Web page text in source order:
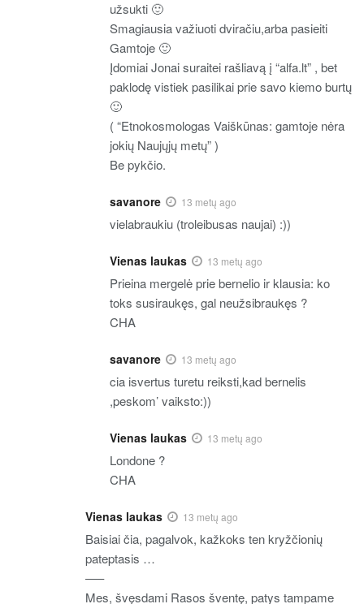
užsukti 🙂
Smagiausia važiuoti dviračiu,arba pasieiti
Gamtoje 🙂
Įdomiai Jonai suraitei rašliavą į “alfa.lt” , bet
paklodę vistiek pasilikai prie savo kiemo burtų
🙂
( “Etnokosmologas Vaiškūnas: gamtoje nėra
jokių Naujųjų metų” )
Be pykčio.
savanore 13 metų ago
vielabraukiu (troleibusas naujai) :))
Vienas laukas 13 metų ago
Prieina mergelė prie bernelio ir klausia: ko
toks susiraukęs, gal neužsibraukęs ?
CHA
savanore 13 metų ago
cia isvertus turetu reiksti,kad bernelis
,peskom’ vaiksto:))
Vienas laukas 13 metų ago
Londone ?
CHA
Vienas laukas 13 metų ago
Baisiai čia, pagalvok, kažkoks ten kryžčionių
pateptasis …
—–
Mes, švęsdami Rasos šventę, patys tampame